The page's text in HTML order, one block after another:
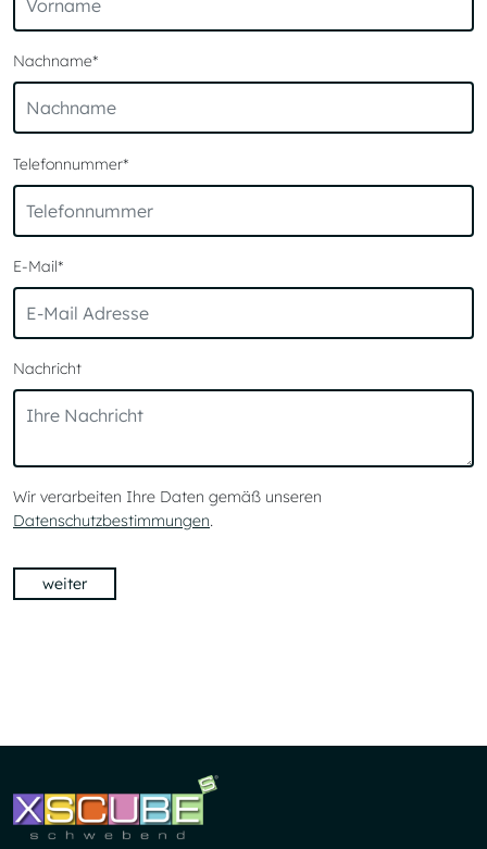
Nachname*
Telefonnummer*
E-Mail*
Nachricht
Wir verarbeiten Ihre Daten gemäß unseren
Datenschutzbestimmungen.
weiter